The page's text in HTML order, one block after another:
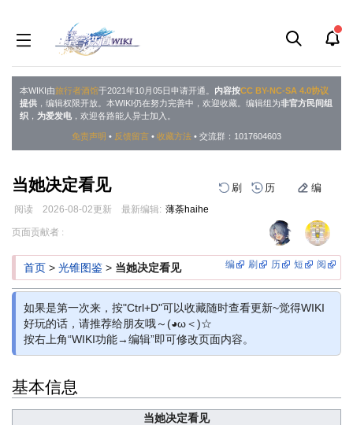
本WIKI由旅行者酒馆于2021年10月05日申请开通。 内容按CC BY-NC-SA 4.0协议
提供 ，编辑权限开放。本WIKI仍在努力完善中，欢迎收藏。编辑组为非官方民间组
织 ， 为爱发电，欢迎各路能人异士加入。
免责声明 • 反馈留言 • 收藏方法 • 交流群：1017604603
当她决定看见 刷 历 编
阅读 2026-08-02更新 最新编辑: 薄荼haihe
跳
导
跳
搜
页面贡献者 :
编 刷 历 短 阅
首页 > 光锥图鉴 > 当她决定看见
如果是第一次来，按"Ctrl+D"可以收藏随时查看更新~觉得WIKI
好玩的话，请推荐给朋友哦～(◕ω＜)☆
按右上角“WIKI功能→编辑”即可修改页面内容。
基本信息
当她决定看见